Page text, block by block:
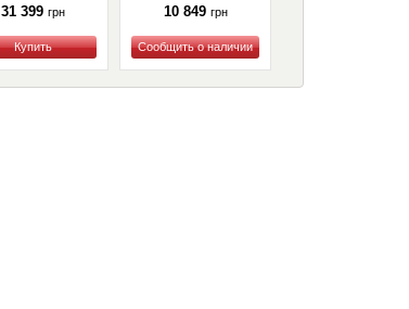
31 399 грн
Купить
10 849 грн
Купить